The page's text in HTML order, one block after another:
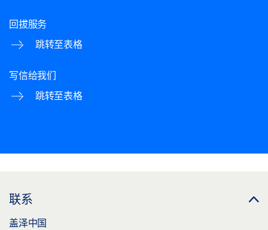
回拔服务
跳转至表格
写信给我们
跳转至表格
联系
盖泽中国